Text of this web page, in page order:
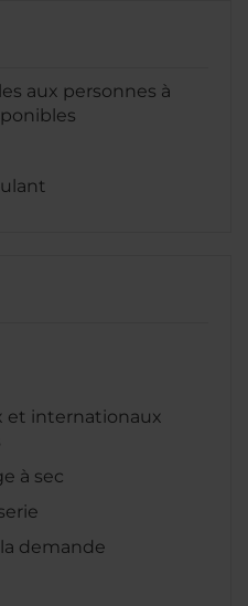
aux personnes à
et internationaux
à sec
demande